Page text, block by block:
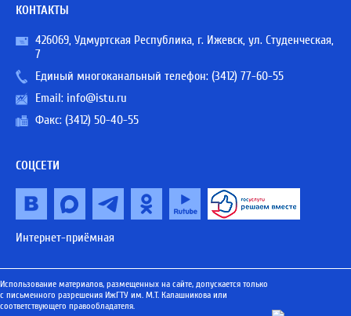
КОНТАКТЫ
426069, Удмуртская Республика, г. Ижевск, ул. Студенческая,
7
Единый многоканальный телефон: (3412) 77-60-55
Email: info@istu.ru
Факс: (3412) 50-40-55
СОЦСЕТИ
Интернет-приёмная
Использование материалов, размещенных на сайте, допускается только
с письменного разрешения ИжГТУ им. М.Т. Калашникова или
соответствующего правообладателя.